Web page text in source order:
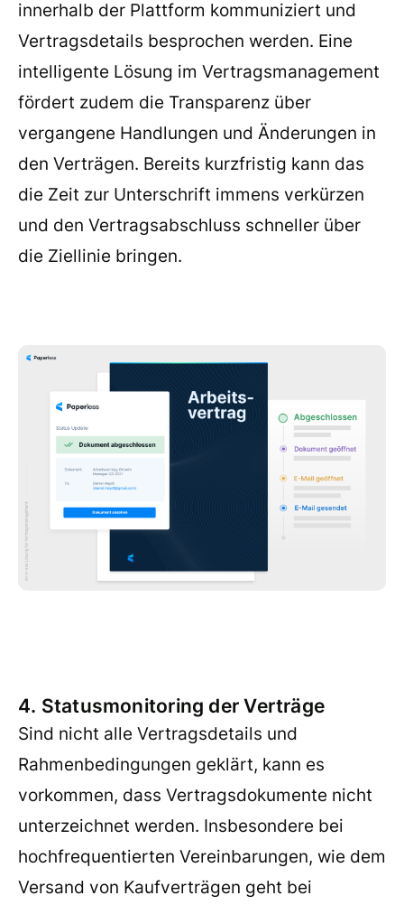
innerhalb der Plattform kommuniziert und
Vertragsdetails besprochen werden. Eine
intelligente Lösung im Vertragsmanagement
fördert zudem die Transparenz über
vergangene Handlungen und Änderungen in
den Verträgen. Bereits kurzfristig kann das
die Zeit zur Unterschrift immens verkürzen
und den Vertragsabschluss schneller über
die Ziellinie bringen.
4. Statusmonitoring der Verträge
Sind nicht alle Vertragsdetails und
Rahmenbedingungen geklärt, kann es
vorkommen, dass Vertragsdokumente nicht
unterzeichnet werden. Insbesondere bei
hochfrequentierten Vereinbarungen, wie dem
Versand von Kaufverträgen geht bei